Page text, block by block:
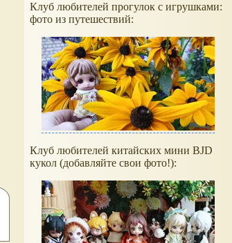
Клуб любителей прогулок с игрушками:
фото из путешествий:
Клуб любителей китайских мини BJD
кукол (добавляйте свои фото!):